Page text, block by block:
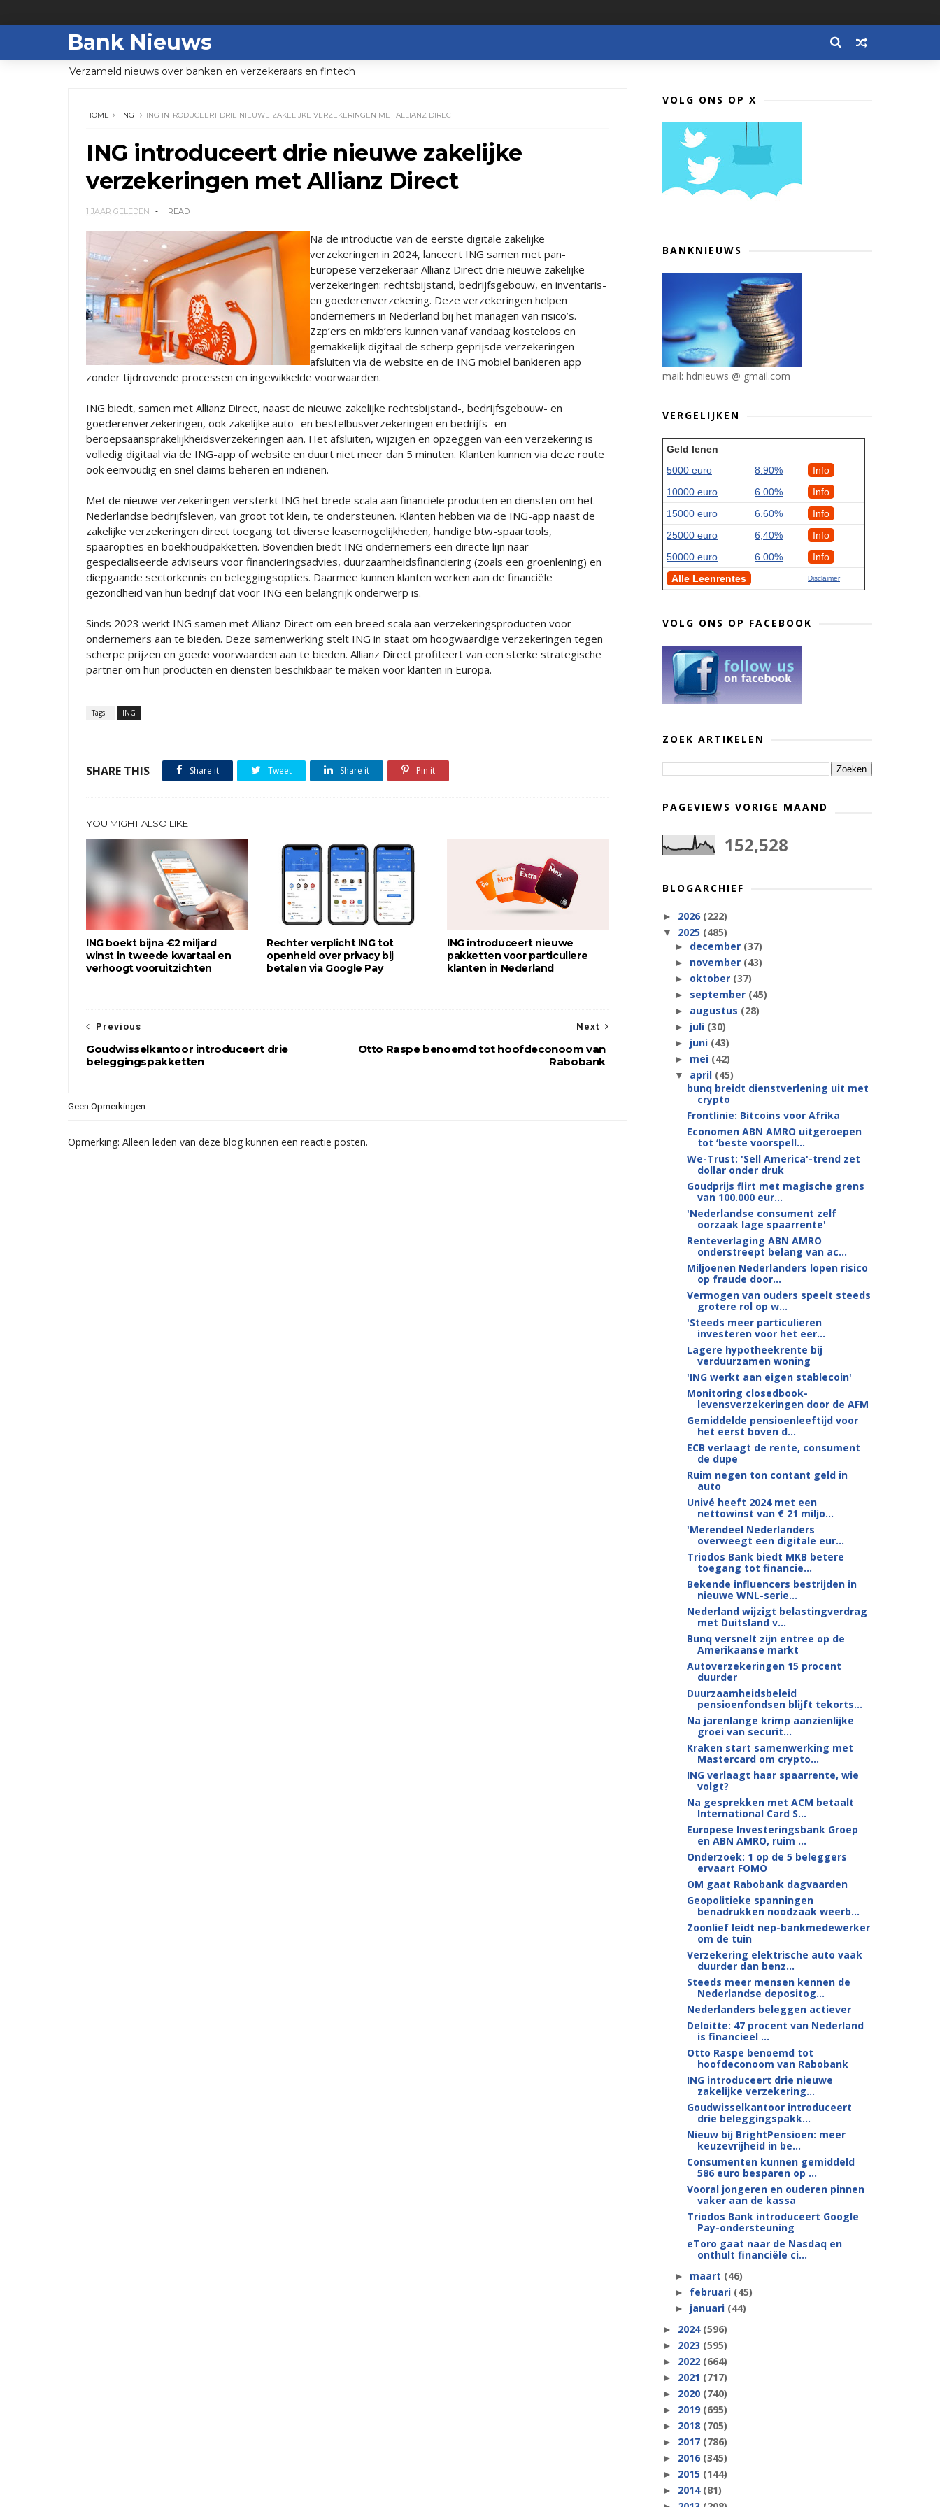
Bank Nieuws
Verzameld nieuws over banken en verzekeraars en fintech
HOME ING ING INTRODUCEERT DRIE NIEUWE ZAKELIJKE VERZEKERINGEN MET ALLIANZ DIRECT
ING introduceert drie nieuwe zakelijke
verzekeringen met Allianz Direct
1 JAAR GELEDEN READ
Na de introductie van de eerste digitale zakelijke
verzekeringen in 2024, lanceert ING samen met pan-
Europese verzekeraar Allianz Direct drie nieuwe zakelijke
verzekeringen: rechtsbijstand, bedrijfsgebouw, en inventaris-
en goederenverzekering. Deze verzekeringen helpen
ondernemers in Nederland bij het managen van risico’s.
Zzp’ers en mkb’ers kunnen vanaf vandaag kosteloos en
gemakkelijk digitaal de scherp geprijsde verzekeringen
afsluiten via de website en de ING mobiel bankieren app
zonder tijdrovende processen en ingewikkelde voorwaarden.
ING biedt, samen met Allianz Direct, naast de nieuwe zakelijke rechtsbijstand-, bedrijfsgebouw- en
goederenverzekeringen, ook zakelijke auto- en bestelbusverzekeringen en bedrijfs- en
beroepsaansprakelijkheidsverzekeringen aan. Het afsluiten, wijzigen en opzeggen van een verzekering is
volledig digitaal via de ING-app of website en duurt niet meer dan 5 minuten. Klanten kunnen via deze route
ook eenvoudig en snel claims beheren en indienen.
Met de nieuwe verzekeringen versterkt ING het brede scala aan financiële producten en diensten om het
Nederlandse bedrijfsleven, van groot tot klein, te ondersteunen. Klanten hebben via de ING-app naast de
zakelijke verzekeringen direct toegang tot diverse leasemogelijkheden, handige btw-spaartools,
spaaropties en boekhoudpakketten. Bovendien biedt ING ondernemers een directe lijn naar
gespecialiseerde adviseurs voor financieringsadvies, duurzaamheidsfinanciering (zoals een groenlening) en
diepgaande sectorkennis en beleggingsopties. Daarmee kunnen klanten werken aan de financiële
gezondheid van hun bedrijf dat voor ING een belangrijk onderwerp is.
Sinds 2023 werkt ING samen met Allianz Direct om een breed scala aan verzekeringsproducten voor
ondernemers aan te bieden. Deze samenwerking stelt ING in staat om hoogwaardige verzekeringen tegen
scherpe prijzen en goede voorwaarden aan te bieden. Allianz Direct profiteert van een sterke strategische
partner om hun producten en diensten beschikbaar te maken voor klanten in Europa.
Tags : ING
SHARE THIS Share it Tweet Share it Pin it
YOU MIGHT ALSO LIKE
ING boekt bijna €2 miljard
winst in tweede kwartaal en
verhoogt vooruitzichten
Rechter verplicht ING tot
openheid over privacy bij
betalen via Google Pay
ING introduceert nieuwe
pakketten voor particuliere
klanten in Nederland
Next
Otto Raspe benoemd tot hoofdeconoom van
Rabobank
Previous
Goudwisselkantoor introduceert drie
beleggingspakketten
Geen Opmerkingen:
Opmerking: Alleen leden van deze blog kunnen een reactie posten.
VOLG ONS OP X
BANKNIEUWS
mail: hdnieuws @ gmail.com
VERGELIJKEN
Geld lenen
5000 euro
8.90%
Info
10000 euro
6.00%
Info
15000 euro
6.60%
Info
25000 euro
6,40%
Info
50000 euro
6.00%
Info
Alle Leenrentes
Disclaimer
VOLG ONS OP FACEBOOK
ZOEK ARTIKELEN
PAGEVIEWS VORIGE MAAND
152,528
BLOGARCHIEF
► 2026 (222)
▼ 2025 (485)
► december (37)
► november (43)
► oktober (37)
► september (45)
► augustus (28)
► juli (30)
► juni (43)
► mei (42)
▼ april (45)
bunq breidt dienstverlening uit met
crypto
Frontlinie: Bitcoins voor Afrika
Economen ABN AMRO uitgeroepen
tot ‘beste voorspell...
We-Trust: 'Sell America'-trend zet
dollar onder druk
Goudprijs flirt met magische grens
van 100.000 eur...
'Nederlandse consument zelf
oorzaak lage spaarrente'
Renteverlaging ABN AMRO
onderstreept belang van ac...
Miljoenen Nederlanders lopen risico
op fraude door...
Vermogen van ouders speelt steeds
grotere rol op w...
'Steeds meer particulieren
investeren voor het eer...
Lagere hypotheekrente bij
verduurzamen woning
'ING werkt aan eigen stablecoin'
Monitoring closedbook-
levensverzekeringen door de AFM
Gemiddelde pensioenleeftijd voor
het eerst boven d...
ECB verlaagt de rente, consument
de dupe
Ruim negen ton contant geld in
auto
Univé heeft 2024 met een
nettowinst van € 21 miljo...
'Merendeel Nederlanders
overweegt een digitale eur...
Triodos Bank biedt MKB betere
toegang tot financie...
Bekende influencers bestrijden in
nieuwe WNL-serie...
Nederland wijzigt belastingverdrag
met Duitsland v...
Bunq versnelt zijn entree op de
Amerikaanse markt
Autoverzekeringen 15 procent
duurder
Duurzaamheidsbeleid
pensioenfondsen blijft tekorts...
Na jarenlange krimp aanzienlijke
groei van securit...
Kraken start samenwerking met
Mastercard om crypto...
ING verlaagt haar spaarrente, wie
volgt?
Na gesprekken met ACM betaalt
International Card S...
Europese Investeringsbank Groep
en ABN AMRO, ruim ...
Onderzoek: 1 op de 5 beleggers
ervaart FOMO
OM gaat Rabobank dagvaarden
Geopolitieke spanningen
benadrukken noodzaak weerb...
Zoonlief leidt nep-bankmedewerker
om de tuin
Verzekering elektrische auto vaak
duurder dan benz...
Steeds meer mensen kennen de
Nederlandse depositog...
Nederlanders beleggen actiever
Deloitte: 47 procent van Nederland
is financieel ...
Otto Raspe benoemd tot
hoofdeconoom van Rabobank
ING introduceert drie nieuwe
zakelijke verzekering...
Goudwisselkantoor introduceert
drie beleggingspakk...
Nieuw bij BrightPensioen: meer
keuzevrijheid in be...
Consumenten kunnen gemiddeld
586 euro besparen op ...
Vooral jongeren en ouderen pinnen
vaker aan de kassa
Triodos Bank introduceert Google
Pay-ondersteuning
eToro gaat naar de Nasdaq en
onthult financiële ci...
► maart (46)
► februari (45)
► januari (44)
► 2024 (596)
► 2023 (595)
► 2022 (664)
► 2021 (717)
► 2020 (740)
► 2019 (695)
► 2018 (705)
► 2017 (786)
► 2016 (345)
► 2015 (144)
► 2014 (81)